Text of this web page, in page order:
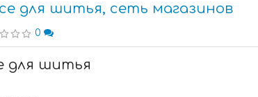
для шитья, сеть магазинов
0
для шитья